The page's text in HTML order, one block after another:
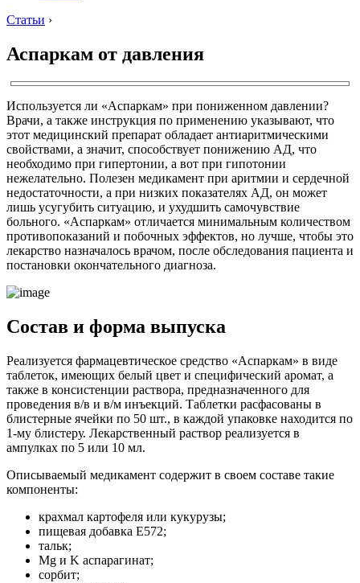
Статьи ›
Аспаркам от давления
Используется ли «Аспаркам» при пониженном давлении?
Врачи, а также инструкция по применению указывают, что
этот медицинский препарат обладает антиаритмическими
свойствами, а значит, способствует понижению АД, что
необходимо при гипертонии, а вот при гипотонии
нежелательно. Полезен медикамент при аритмии и сердечной
недостаточности, а при низких показателях АД, он может
лишь усугубить ситуацию, и ухудшить самочувствие
больного. «Аспаркам» отличается минимальным количеством
противопоказаний и побочных эффектов, но лучше, чтобы это
лекарство назначалось врачом, после обследования пациента и
постановки окончательного диагноза.
Состав и форма выпуска
Реализуется фармацевтическое средство «Аспаркам» в виде
таблеток, имеющих белый цвет и специфический аромат, а
также в консистенции раствора, предназначенного для
проведения в/в и в/м инъекций. Таблетки расфасованы в
блистерные ячейки по 50 шт., в каждой упаковке находится по
1-му блистеру. Лекарственный раствор реализуется в
ампулках по 5 или 10 мл.
Описываемый медикамент содержит в своем составе такие
компоненты:
крахмал картофеля или кукурузы;
пищевая добавка Е572;
тальк;
Mg и K аспарагинат;
сорбит;